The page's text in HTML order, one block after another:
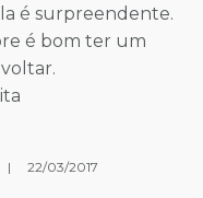
é surpreendente.
é bom ter um
|
22/03/2017